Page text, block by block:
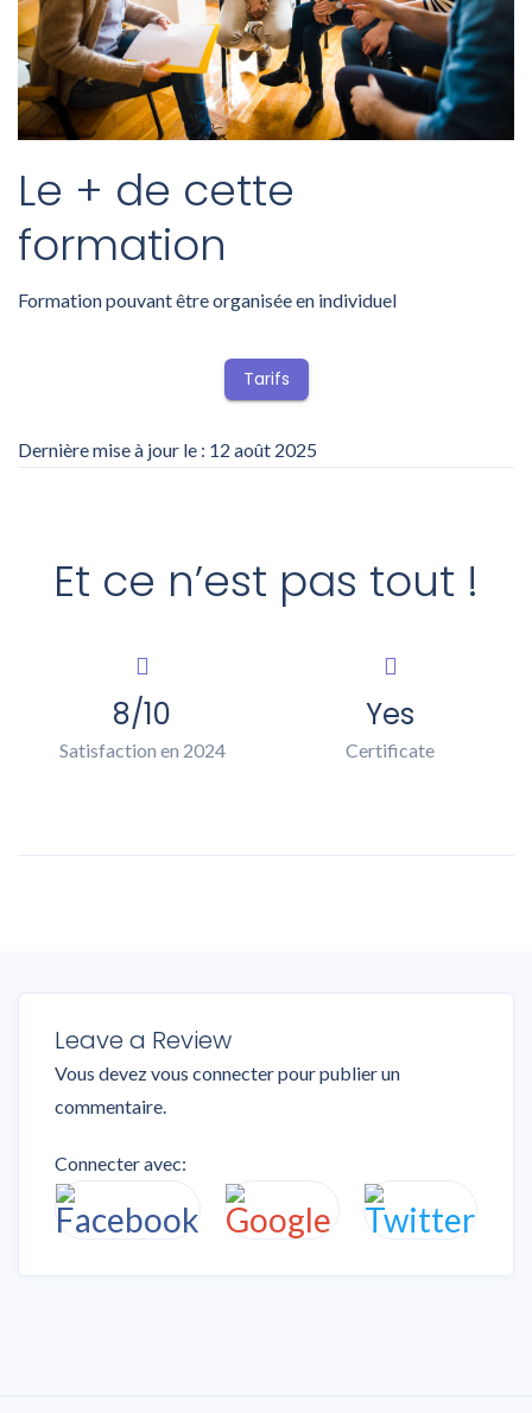
Le + de cette
formation
Formation pouvant être organisée en individuel
Tarifs
Dernière mise à jour le : 12 août 2025
Et ce n’est pas tout !
8/10
Satisfaction en 2024
Yes
Certificate
Leave a Review
Vous devezvous connecterpour publier un
commentaire.
Connecter avec: